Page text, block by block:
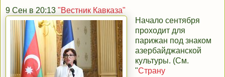
9 Сен в 20:13 "Вестник Кавказа"
Начало сентября
проходит для
парижан под знаком
азербайджанской
культуры. (См.
"Страну